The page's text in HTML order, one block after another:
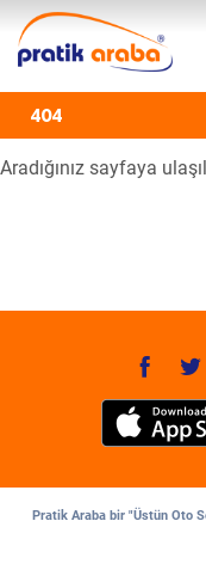
404
Aradığınız sayfaya
Pratik Araba bir "Üstün Oto